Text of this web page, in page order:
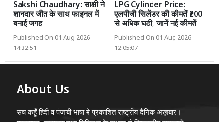
Sakshi Chaudhary: साक्षी ने
शानदार जीत के साथ फाइनल में
बनाई जगह
Published On 01 Aug 2026
14:32:51
LPG Cylinder Price:
एलपीजी सिलेंडर की कीमतें ₹200
से अधिक घटी, जानें नई कीमतें
Published On 01 Aug 2026
12:05:07
About Us
सच कहूँ हिंदी व पंजाबी भाषा मे प्रकाशित राष्ट्रीय दैनिक अख़बार।